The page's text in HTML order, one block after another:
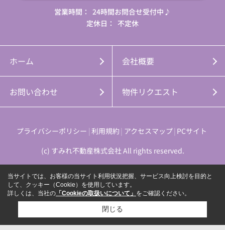
営業時間：
24時間お問合せ受付中♪
定休日：
不定休
ホーム 会社概要
お問い合わせ 物件リクエスト
プライバシーポリシー 利用規約 アクセスマップ PCサイト
(c) すみれ不動産株式会社 All rights reserved.
当サイトでは、お客様の当サイト利用状況把握、サービス向上検討を目的と
して、クッキー（Cookie）を使用しています。
詳しくは、当社の 「Cookieの取扱いについて」 をご確認ください。
閉じる